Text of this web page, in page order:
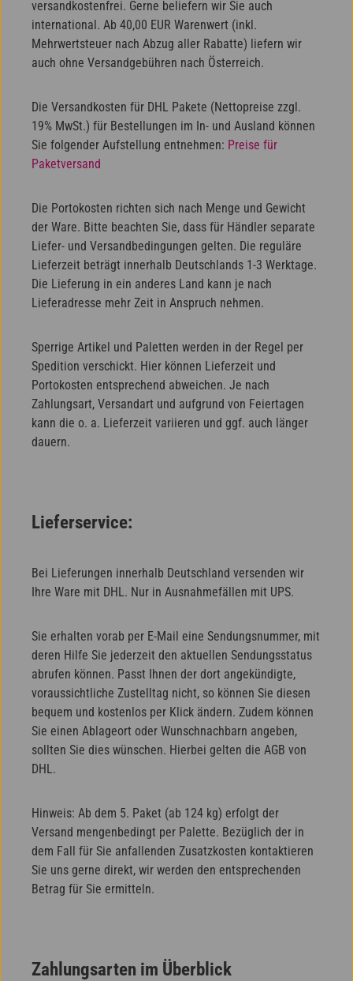
versandkostenfrei. Gerne beliefern wir Sie auch
international. Ab 40,00 EUR Warenwert (inkl.
Mehrwertsteuer nach Abzug aller Rabatte) liefern wir
auch ohne Versandgebühren nach Österreich.
Die Versandkosten für DHL Pakete (Nettopreise zzgl.
19% MwSt.) für Bestellungen im In- und Ausland können
Sie folgender Aufstellung entnehmen: Preise für
Paketversand
Die Portokosten richten sich nach Menge und Gewicht
der Ware. Bitte beachten Sie, dass für Händler separate
Liefer- und Versandbedingungen gelten. Die reguläre
Lieferzeit beträgt innerhalb Deutschlands 1-3 Werktage.
Die Lieferung in ein anderes Land kann je nach
Lieferadresse mehr Zeit in Anspruch nehmen.
Sperrige Artikel und Paletten werden in der Regel per
Spedition verschickt. Hier können Lieferzeit und
Portokosten entsprechend abweichen. Je nach
Zahlungsart, Versandart und aufgrund von Feiertagen
kann die o. a. Lieferzeit variieren und ggf. auch länger
dauern.
Lieferservice:
Bei Lieferungen innerhalb Deutschland versenden wir
Ihre Ware mit DHL. Nur in Ausnahmefällen mit UPS.
Sie erhalten vorab per E-Mail eine Sendungsnummer, mit
deren Hilfe Sie jederzeit den aktuellen Sendungsstatus
abrufen können. Passt Ihnen der dort angekündigte,
voraussichtliche Zustelltag nicht, so können Sie diesen
bequem und kostenlos per Klick ändern. Zudem können
Sie einen Ablageort oder Wunschnachbarn angeben,
sollten Sie dies wünschen. Hierbei gelten die AGB von
DHL.
Hinweis: Ab dem 5. Paket (ab 124 kg) erfolgt der
Versand mengenbedingt per Palette. Bezüglich der in
dem Fall für Sie anfallenden Zusatzkosten kontaktieren
Sie uns gerne direkt, wir werden den entsprechenden
Betrag für Sie ermitteln.
Zahlungsarten im Überblick